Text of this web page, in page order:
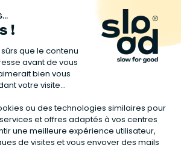
permet aussi à l’enfant de vivre une
Chaque pièce placée au bon endroit
et l’image finale procure une vraie
activité calme, idéale pour les temps de
à la maison, les vacances ou les
famille. Elle peut se pratiquer seul, avec un
sœurs ou avec des amis, selon l’âge et
selon l’âge de l’enfant